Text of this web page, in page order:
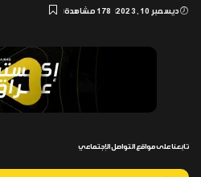
ديسمبر 10, 2023 178 مشاهدة
تابعنا على مواقع التواصل الإجتماعي